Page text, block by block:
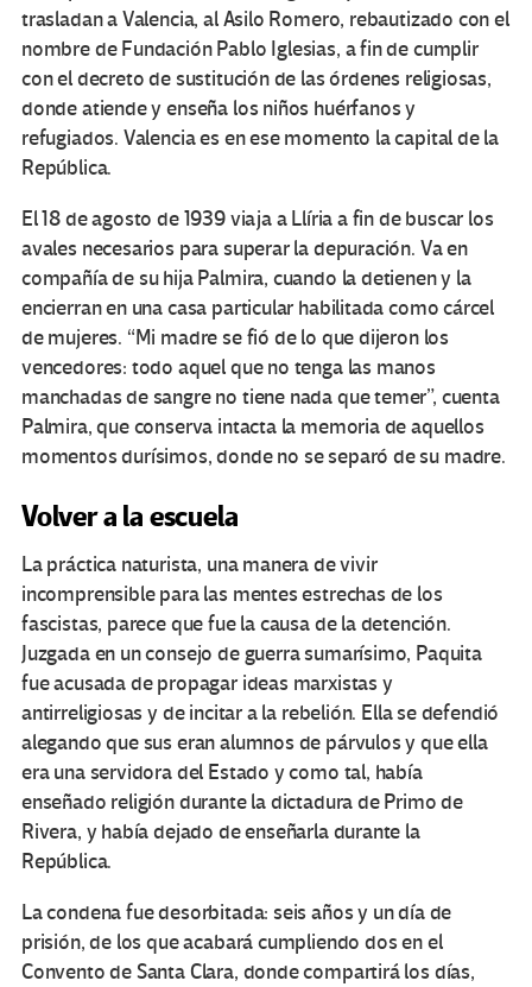
trasladan a Valencia, al Asilo Romero, rebautizado con el
nombre de Fundación Pablo Iglesias, a fin de cumplir
con el decreto de sustitución de las órdenes religiosas,
donde atiende y enseña los niños huérfanos y
refugiados. Valencia es en ese momento la capital de la
República.
El 18 de agosto de 1939 viaja a Llíria a fin de buscar los
avales necesarios para superar la depuración. Va en
compañía de su hija Palmira, cuando la detienen y la
encierran en una casa particular habilitada como cárcel
de mujeres. “Mi madre se fió de lo que dijeron los
vencedores: todo aquel que no tenga las manos
manchadas de sangre no tiene nada que temer”, cuenta
Palmira, que conserva intacta la memoria de aquellos
momentos durísimos, donde no se separó de su madre.
Volver a la escuela
La práctica naturista, una manera de vivir
incomprensible para las mentes estrechas de los
fascistas, parece que fue la causa de la detención.
Juzgada en un consejo de guerra sumarísimo, Paquita
fue acusada de propagar ideas marxistas y
antirreligiosas y de incitar a la rebelión. Ella se defendió
alegando que sus eran alumnos de párvulos y que ella
era una servidora del Estado y como tal, había
enseñado religión durante la dictadura de Primo de
Rivera, y había dejado de enseñarla durante la
República.
La condena fue desorbitada: seis años y un día de
prisión, de los que acabará cumpliendo dos en el
Convento de Santa Clara, donde compartirá los días,